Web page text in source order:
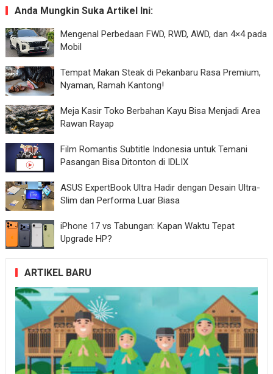
Anda Mungkin Suka Artikel Ini:
Mengenal Perbedaan FWD, RWD, AWD, dan 4×4 pada
Mobil
Tempat Makan Steak di Pekanbaru Rasa Premium,
Nyaman, Ramah Kantong!
Meja Kasir Toko Berbahan Kayu Bisa Menjadi Area
Rawan Rayap
Film Romantis Subtitle Indonesia untuk Temani
Pasangan Bisa Ditonton di IDLIX
ASUS ExpertBook Ultra Hadir dengan Desain Ultra-
Slim dan Performa Luar Biasa
iPhone 17 vs Tabungan: Kapan Waktu Tepat
Upgrade HP?
ARTIKEL BARU